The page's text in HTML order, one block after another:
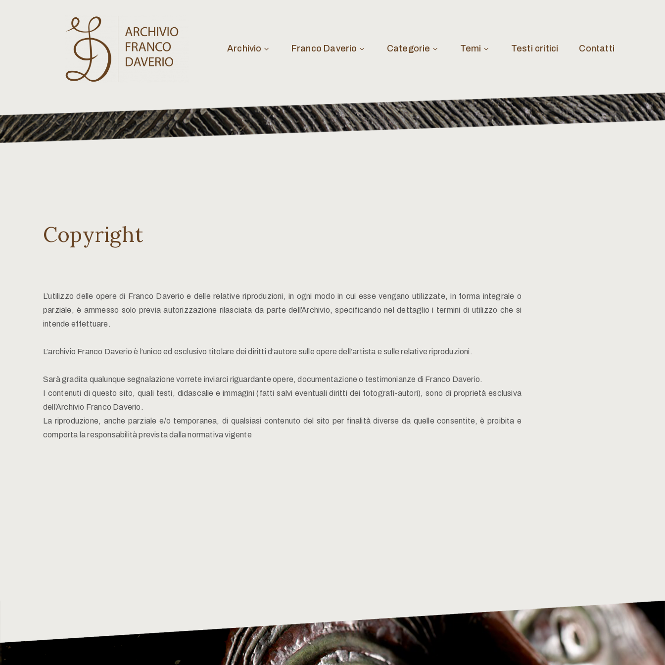
Archivio Franco Daverio Categorie Temi Testi critici Contatti
Copyright
L’utilizzo delle opere di Franco Daverio e delle relative riproduzioni, in ogni modo in cui esse vengano utilizzate, in forma integrale o
parziale, è ammesso solo previa autorizzazione rilasciata da parte dell’Archivio, specificando nel dettaglio i termini di utilizzo che si
intende effettuare.
L’archivio Franco Daverio è l’unico ed esclusivo titolare dei diritti d’autore sulle opere dell’artista e sulle relative riproduzioni.
Sarà gradita qualunque segnalazione vorrete inviarci riguardante opere, documentazione o testimonianze di Franco Daverio.
I contenuti di questo sito, quali testi, didascalie e immagini (fatti salvi eventuali diritti dei fotografi-autori), sono di proprietà esclusiva
dell’Archivio Franco Daverio.
La riproduzione, anche parziale e/o temporanea, di qualsiasi contenuto del sito per finalità diverse da quelle consentite, è proibita e
comporta la responsabilità prevista dalla normativa vigente